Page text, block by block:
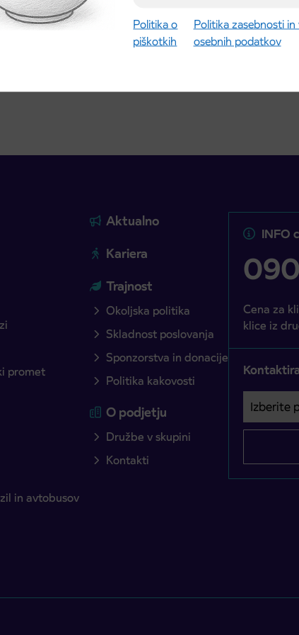
Politika o
piškotkih
Politika zasebnosti in
osebnih podatkov
za šolsko leto
se začne 21.
promet
in avtobusov
Aktualno
Kariera
Trajnost
Okoljska politika
Skladnost poslovanja
Sponzorstva in donacije
Politika kakovosti
O podjetju
Družbe v skupini
Kontakti
INFO
090
Cena za
klice iz
Izberite
Področje